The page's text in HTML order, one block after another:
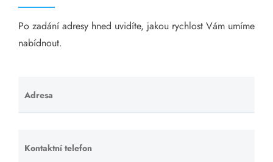
Katalog A-seznam.cz
Visací zámky - TOKOZ
Po zadání adresy hned uvidíte, jakou rychlost Vám umíme
nabídnout.
Adresa
Ponechte
toto pole
Kontaktní telefon
Ponechte